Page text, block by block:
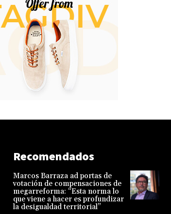
Recomendados
Marcos Barraza ad portas de
votación de compensaciones de
megarreforma: “Esta norma lo
que viene a hacer es profundizar
la desigualdad territorial”